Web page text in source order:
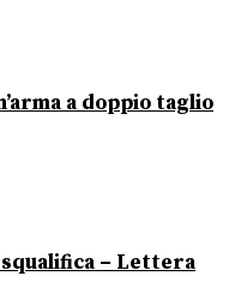
a doppio taglio
– Lettera